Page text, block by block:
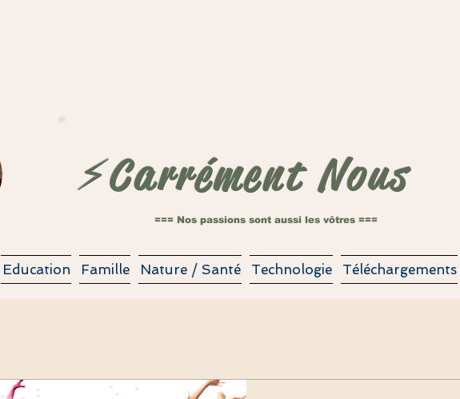
⚡️Carrément Nous
=== Nos passions sont aussi les vôtres ===
Education Famille Nature / Santé Technologie Téléchargements